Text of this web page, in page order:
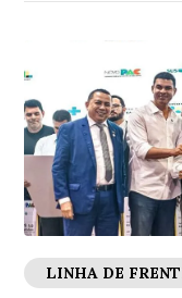
LINHA DE